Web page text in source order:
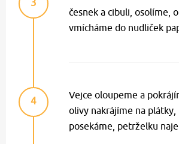
3
česnek a cibuli, osolíme,
vmícháme do nudliček
4
Vejce oloupeme a
olivy nakrájíme na plátky,
posekáme, petrželku